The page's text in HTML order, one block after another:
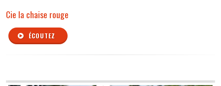
Cie la chaise rouge
ÉCOUTEZ